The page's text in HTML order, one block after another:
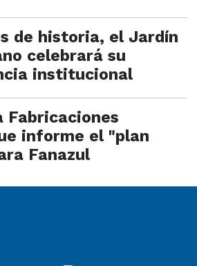
de historia, el Jardín
celebrará su
institucional
Fabricaciones
informe el "plan
Fanazul